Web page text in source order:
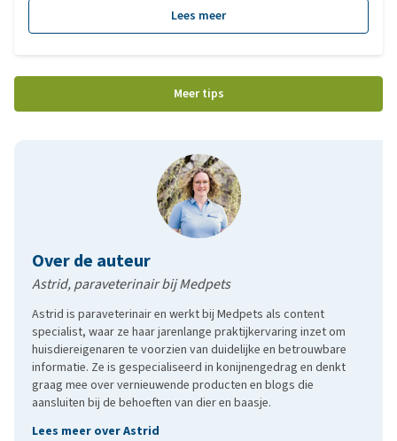
regelmatig gemist, omdat de klachten zo makkelijk worden
toegeschreven aan “gewone” jeuk, wat schuren of een
doen en welke rol voeding en supplementen kunnen spelen.
Lees meer
Meer tips
Over de auteur
Astrid, paraveterinair bij Medpets
Astrid is paraveterinair en werkt bij Medpets als content
specialist, waar ze haar jarenlange praktijkervaring inzet om
huisdiereigenaren te voorzien van duidelijke en betrouwbare
informatie. Ze is gespecialiseerd in konijnengedrag en denkt
graag mee over vernieuwende producten en blogs die
aansluiten bij de behoeften van dier en baasje.
Lees meer over Astrid